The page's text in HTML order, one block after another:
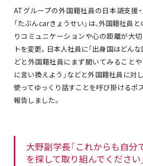
ATグループの外国籍社員の日本語支援
「たぶんcarきょうせい」は、外国籍社員
りコミュニケーションや心の距離が大切
トを変更。日本人社員に「出身国はどん
どと外国籍社員にまず聞いてみることや
に言い換えよう」などと外国籍社員に対
使ってゆっくり話すことを呼び掛けるポ
報告しました。
大野副学長「これからも自分
を探して取り組んでください」